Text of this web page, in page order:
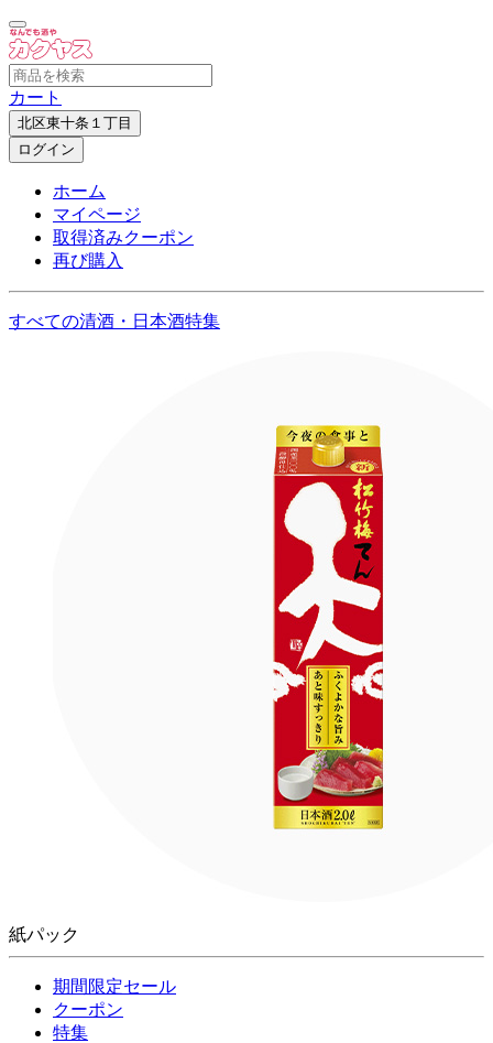
カート
北区東十条１丁目
ログイン
ホーム
マイページ
取得済みクーポン
再び購入
すべての清酒・日本酒特集
紙パック
期間限定セール
クーポン
特集